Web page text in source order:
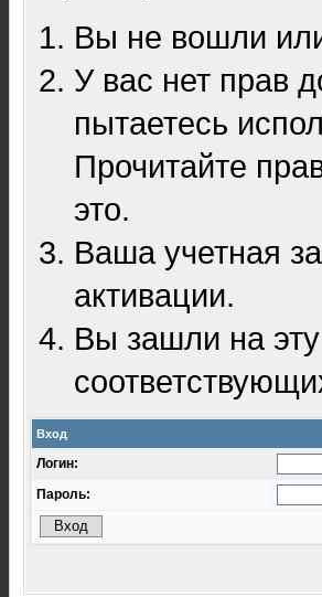
Вы не вошли
У вас нет прав
пытаетесь
Прочитайте
это.
Ваша учетная
активации.
Вы зашли на
Вход
Логин:
Пароль: